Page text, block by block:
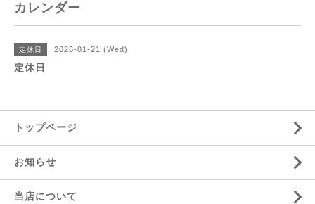
カレンダー
定休日 2026-01-21 (Wed)
定休日
トップページ
お知らせ
当店について